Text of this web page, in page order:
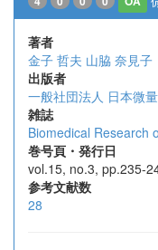
著者
金子 哲夫 山脇 奈見子
出版者
一般社団法人 日本微
雑誌
Biomedical Research
巻号頁・発行日
vol.15, no.3, pp.235-
参考文献数
28